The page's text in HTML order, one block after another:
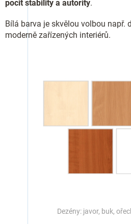
pocit stability a autority.
Bílá barva je skvělou volbou např.
moderně zařízených interiérů.
Dezény: javor, buk,